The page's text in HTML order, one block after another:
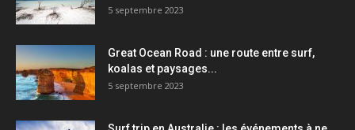
5 septembre 2023
Great Ocean Road : une route entre surf,
koalas et paysages...
5 septembre 2023